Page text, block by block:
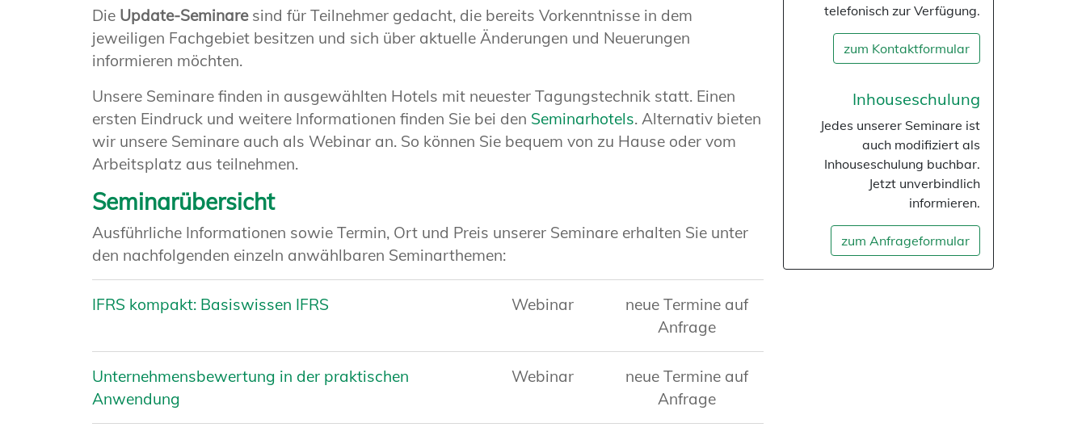
Die Update-Seminaresind für Teilnehmer gedacht, die bereits Vorkenntnisse in dem
jeweiligen Fachgebiet besitzen und sich über aktuelle Änderungen und Neuerungen
informieren möchten.
Unsere Seminare finden in ausgewählten Hotels mit neuester Tagungstechnik statt. Einen
ersten Eindruck und weitere Informationen finden Sie bei den Seminarhotels. Alternativ bieten
wir unsere Seminare auch als Webinar an. So können Sie bequem von zu Hause oder vom
Arbeitsplatz aus teilnehmen.
Seminarübersicht
Ausführliche Informationen sowie Termin, Ort und Preis unserer Seminare erhalten Sie unter
den nachfolgenden einzeln anwählbaren Seminarthemen:
IFRS kompakt: Basiswissen IFRS Webinar
neue Termine auf
Anfrage
Unternehmensbewertung in der praktischen
Anwendung
Webinar
neue Termine auf
Anfrage
telefonisch zur Verfügung.
zum Kontaktformular
Inhouseschulung
Jedes unserer Seminare ist
auch modifiziert als
Inhouseschulung buchbar.
Jetzt unverbindlich
informieren.
zum Anfrageformular